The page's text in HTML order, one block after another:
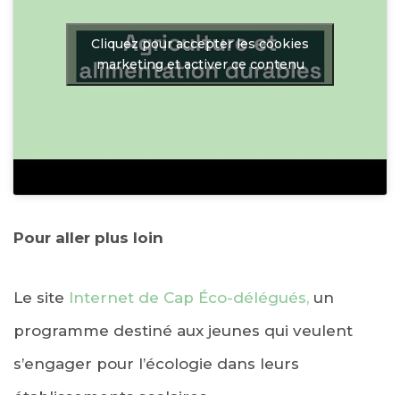
Cliquez pour accepter les cookies
marketing et activer ce contenu
Pour aller plus loin
Le site Internet de Cap Éco-délégués, un
programme destiné aux jeunes qui veulent
s’engager pour l’écologie dans leurs